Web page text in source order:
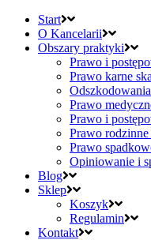
Start
O Kancelarii
Obszary praktyki
Prawo i
Prawo karne
Prawo
Prawo i
Prawo
Prawo
Opiniowanie i
Blog
Sklep
Koszyk
Regulamin
Kontakt